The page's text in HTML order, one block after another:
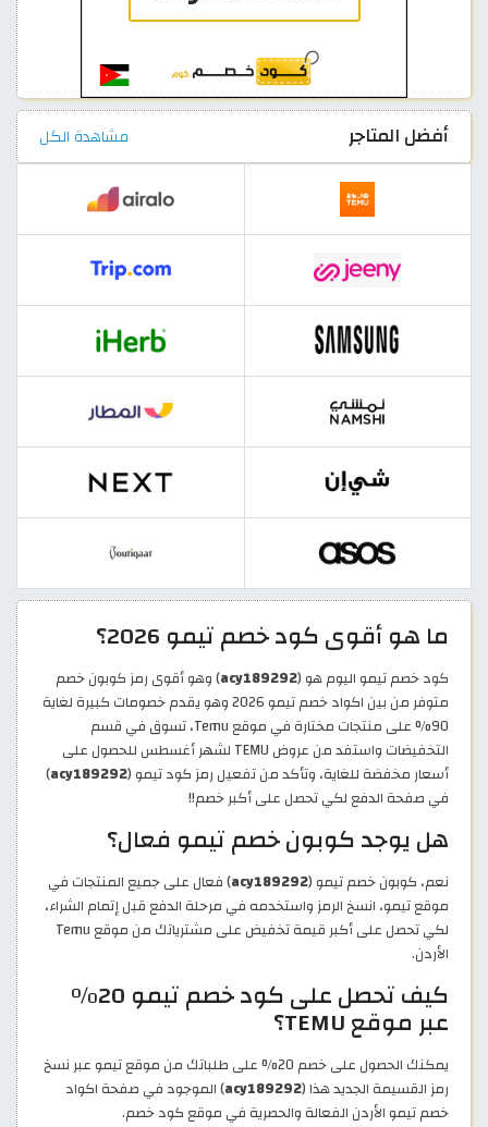
أفضل المتاجر مشاهدة الكل
ما هو أقوى كود خصم تيمو 2026؟
كود خصم تيمو اليوم هو (acy189292) وهو أقوى رمز كوبون خصم
متوفر من بين اكواد خصم تيمو 2026 وهو يقدم خصومات كبيرة لغاية
90% على منتجات مختارة في موقع Temu، تسوق في قسم
التخفيضات واستفد من عروض TEMU لشهر أغسطس للحصول على
أسعار مخفضة للغاية، وتأكد من تفعيل رمز كود تيمو (acy189292
)
في صفحة الدفع لكي تحصل على أكبر خصم!!
هل يوجد كوبون خصم تيمو فعال؟
نعم، كوبون خصم تيمو (acy189292) فعال على جميع المنتجات في
موقع تيمو، انسخ الرمز واستخدمه في مرحلة الدفع قبل إتمام الشراء،
لكي تحصل على أكبر قيمة تخفيض على مشترياتك من موقع Temu
الأردن.
كيف تحصل على كود خصم تيمو 20%
عبر موقع TEMU؟
يمكنك الحصول على خصم 20% على طلباتك من موقع تيمو عبر نسخ
رمز القسيمة الجديد هذا (acy189292) الموجود في صفحة اكواد
خصم تيمو الأردن الفعالة والحصرية في موقع كود خصم.